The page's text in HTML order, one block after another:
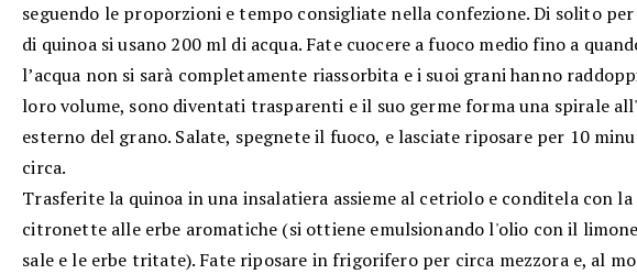
seguendo le proporzioni e tempo consigliate nella confezione. Di solito
di quinoa si usano 200 ml di acqua. Fate cuocere a fuoco medio fino a
l’acqua non si sarà completamente riassorbita e i suoi grani hanno
loro volume, sono diventati trasparenti e il suo germe forma una spirale all'
esterno del grano. Salate, spegnete il fuoco, e lasciate riposare per 10
circa.
Trasferite la quinoa in una insalatiera assieme al cetriolo e conditela con la
citronette alle erbe aromatiche (si ottiene emulsionando l'olio con il
sale e le erbe tritate). Fate riposare in frigorifero per circa mezzora e, al